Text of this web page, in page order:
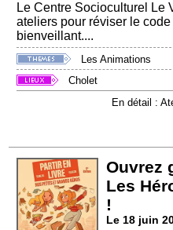
Le Centre Socioculturel Le
ateliers pour réviser le
bienveillant....
Les Animations
Cholet
En détail :
Ouvrez
Les
!
Le 18 juin